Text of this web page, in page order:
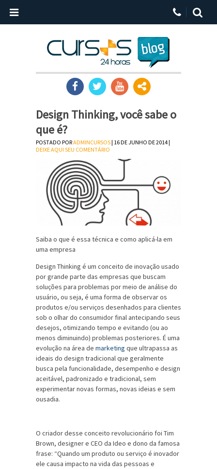
Design Thinking, você sabe o
que é?
POSTADO PORADMINCURSOS| 16 DE JUNHO DE 2014 |
DEIXE AQUI SEU COMENTÁRIO
Saiba o que é essa técnica e como aplicá-la em
uma empresa
Design Thinking é um conceito de inovação usado
por grande parte das empresas que buscam
soluções para problemas por meio de análise do
usuário, ou seja, é uma forma de observar os
produtos e/ou serviços desenhados para clientes
sob o olhar do consumidor final antecipando seus
desejos, otimizando tempo e evitando (ou ao
menos diminuindo) problemas posteriores. É uma
evolução na área de marketing que ultrapassa as
ideais do design tradicional que geralmente
busca pela funcionalidade, desempenho e design
aceitável, padronizado e tradicional, sem
experimentar novas formas, novas ideias e sem
ousadia.
O criador desse conceito revolucionário foi Tim
Brown, designer e CEO da Ideo e dono da famosa
frase: “Quando um produto ou serviço é inovador
ele causa impacto na vida das pessoas e